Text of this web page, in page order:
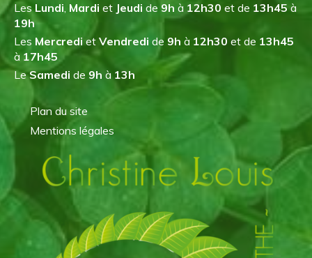
LesLundi, Mardi et Jeudi de 9h à 12h30 et de 13h45à
19h
Les Mercrediet Vendredi de 9h à 12h30 et de 13h45
à17h45
LeSamedi de 9h à 13h
Plan du site
Mentions légales